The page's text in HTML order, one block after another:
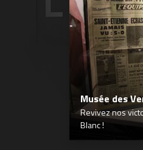
Musée des
Revivez nos
Blanc !